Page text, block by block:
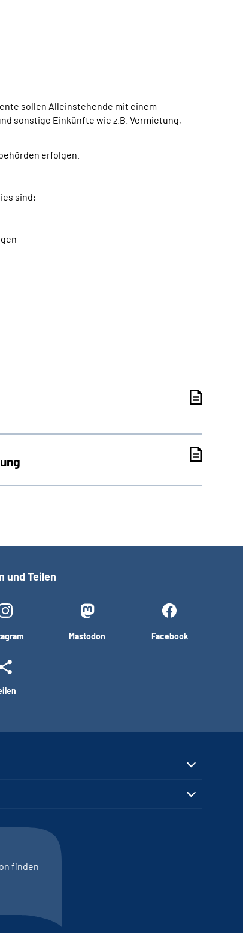
sollen Alleinstehende mit einem
sonstige Einkünfte wie z.B. Vermietung,
erfolgen.
sind:
und Teilen
Mastodon Facebook
finden